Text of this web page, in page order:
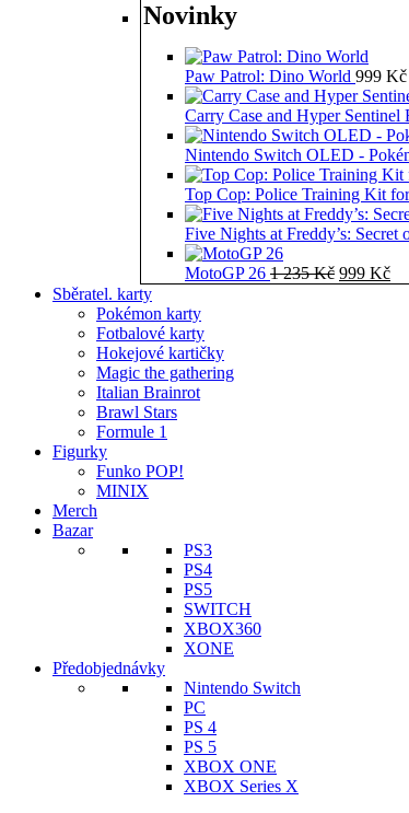
Novinky
Paw Patrol: Dino World 999 Kč
Carry Case and Hyper
Nintendo Switch OLED -
Top Cop: Police Training Kit
Five Nights at Freddy’s: Secret
MotoGP 26 1 235Kč Původní
999 Kč
Sběratel. karty
Pokémon karty
Fotbalové karty
Hokejové kartičky
Magic the gathering
Italian Brainrot
Brawl Stars
Formule 1
Figurky
Funko POP!
MINIX
Merch
Bazar
PS3
PS4
PS5
SWITCH
XBOX360
XONE
Předobjednávky
Nintendo Switch
PC
PS 4
PS 5
XBOX ONE
XBOX Series X